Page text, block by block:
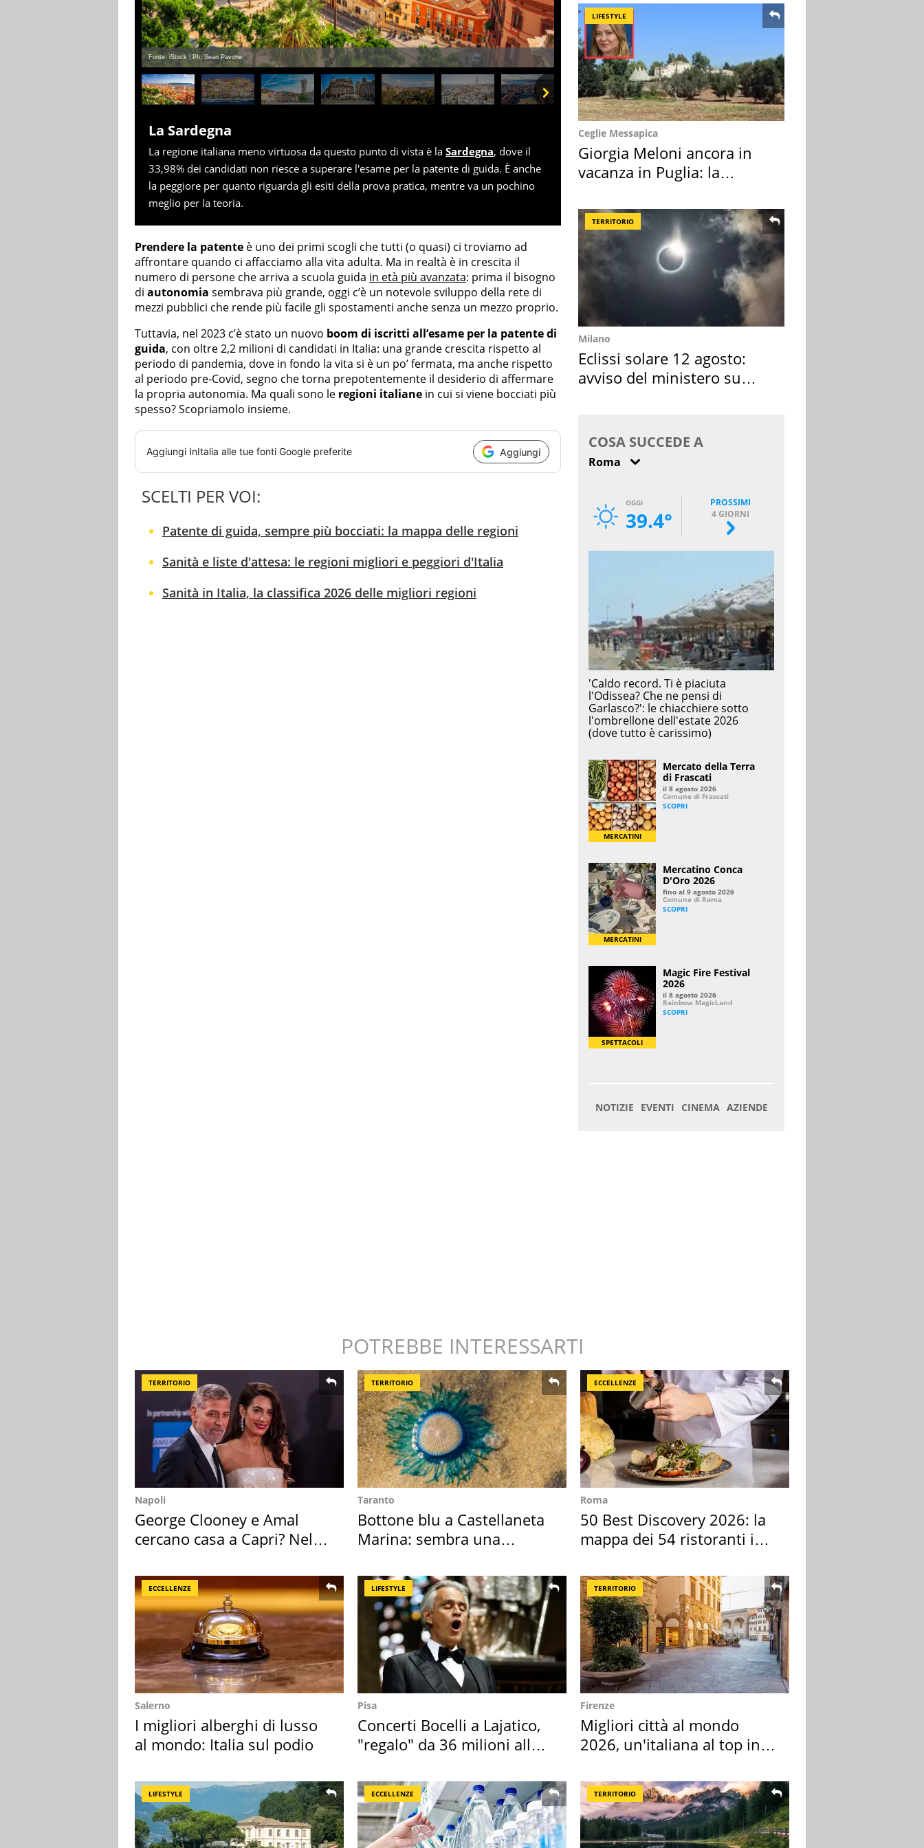
Fonte: iStock | Ph. Sean Pavone
La Sardegna
La regione italiana meno virtuosa da questo punto di vista è la Sardegna, dove il
33,98% dei candidati non riesce a superare l'esame per la patente di guida. È anche
la peggiore per quanto riguarda gli esiti della prova pratica, mentre va un pochino
meglio per la teoria.
Prendere la patente è uno dei primi scogli che tutti (o quasi) ci troviamo ad
affrontare quando ci affacciamo alla vita adulta. Ma in realtà è in crescita il
numero di persone che arriva a scuola guida in età più avanzata: prima il bisogno
di autonomia sembrava più grande, oggi c’è un notevole sviluppo della rete di
mezzi pubblici che rende più facile gli spostamenti anche senza un mezzo proprio.
Tuttavia, nel 2023 c’è stato un nuovo boom di iscritti all’esame per la patente di
guida, con oltre 2,2 milioni di candidati in Italia: una grande crescita rispetto al
periodo di pandemia, dove in fondo la vita si è un po’ fermata, ma anche rispetto
al periodo pre-Covid, segno che torna prepotentemente il desiderio di affermare
la propria autonomia. Ma quali sono le regioni italiane in cui si viene bocciati più
spesso? Scopriamolo insieme.
Aggiungi InItalia alle tue fonti Google preferite Aggiungi
SCELTI PER VOI:
Patente di guida, sempre più bocciati: la mappa delle regioni
Sanità e liste d'attesa: le regioni migliori e peggiori d'Italia
Sanità in Italia, la classifica 2026 delle migliori regioni
LIFESTYLE
Ceglie Messapica
Giorgia Meloni ancora in
vacanza in Puglia: la
TERRITORIO
Milano
Eclissi solare 12 agosto:
avviso del ministero su
POTREBBE INTERESSARTI
TERRITORIO
Napoli
George Clooney e Amal
cercano casa a Capri? Nel
TERRITORIO
Taranto
Bottone blu a Castellaneta
Marina: sembra una
ECCELLENZE
Roma
50 Best Discovery 2026: la
mappa dei 54 ristoranti in
ECCELLENZE
Salerno
I migliori alberghi di lusso
al mondo: Italia sul podio
LIFESTYLE
Pisa
Concerti Bocelli a Lajatico,
"regalo" da 36 milioni alla
TERRITORIO
Firenze
Migliori città al mondo
2026, un'italiana al top in
LIFESTYLE ECCELLENZE TERRITORIO